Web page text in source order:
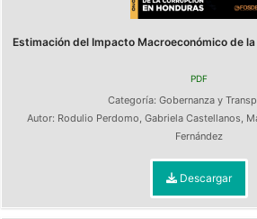
Estimación del Impacto Macroeconómico de
PDF
Categoría: Gobernanza y
Autor: Rodulio Perdomo, Gabriela Castellanos,
Fernández
Descargar